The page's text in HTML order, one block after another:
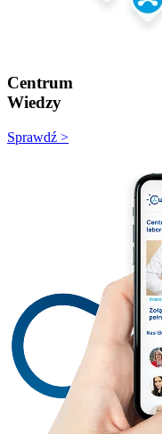
Centrum
Wiedzy
Sprawdź >